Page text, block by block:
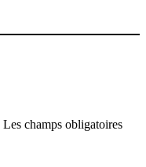
Les champs obligatoires